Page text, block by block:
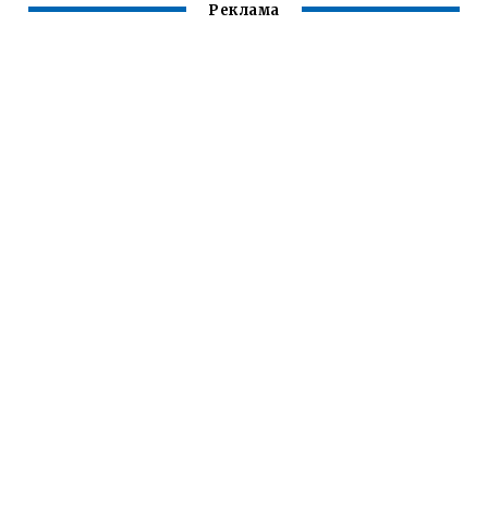
Реклама